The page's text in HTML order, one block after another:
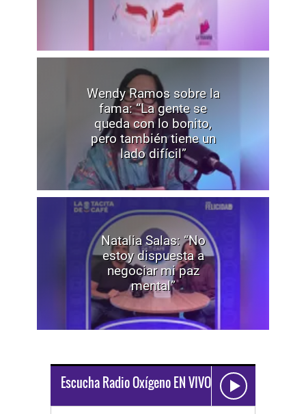
Wendy Ramos sobre la
fama: “La gente se
queda con lo bonito,
pero también tiene un
lado difícil”
Natalia Salas: “No
estoy dispuesta a
negociar mi paz
mental”
Escucha Radio Oxígeno EN VIVO